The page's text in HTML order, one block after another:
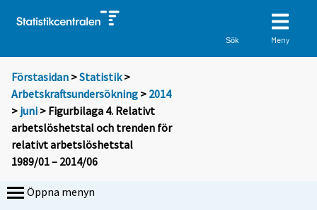
Sök Meny
Förstasidan >Statistik >
Arbetskraftsundersökning > 2014
> juni > Figurbilaga 4. Relativt
arbetslöshetstal och trenden för
relativt arbetslöshetstal
1989/01 – 2014/06
Öppna menyn